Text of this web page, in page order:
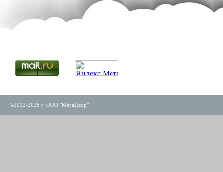
©2012-2026 г. ООО "МегаДвор"